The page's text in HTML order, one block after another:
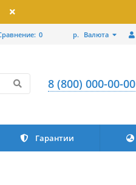
р. Валюта
0
8 (800) 000-00-00
Гарантии